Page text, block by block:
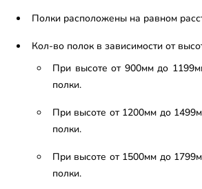
Полки расположены на равном
Кол-во полок в зависимости от
При высоте от 900мм до
полки.
При высоте от 1200мм до
полки.
При высоте от 1500мм до
полки.